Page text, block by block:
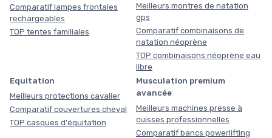
Comparatif lampes frontales
rechargeables
TOP tentes familiales
Meilleurs montres de natation
gps
Comparatif combinaisons de
natation néoprène
TOP combinaisons néoprène eau
libre
Equitation
Meilleurs protections cavalier
Comparatif couvertures cheval
TOP casques d'équitation
Musculation premium
avancée
Meilleurs machines presse à
cuisses professionnelles
Comparatif bancs powerlifting